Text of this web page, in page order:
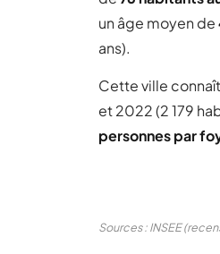
un âge moyen de
ans).
Cette ville
et 2022 (2 179
personnes par
Sources : INSEE